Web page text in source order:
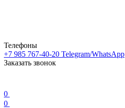
Телефоны
+7 985 767-40-20 Telegram/WhatsApp
Заказать звонок
0
0